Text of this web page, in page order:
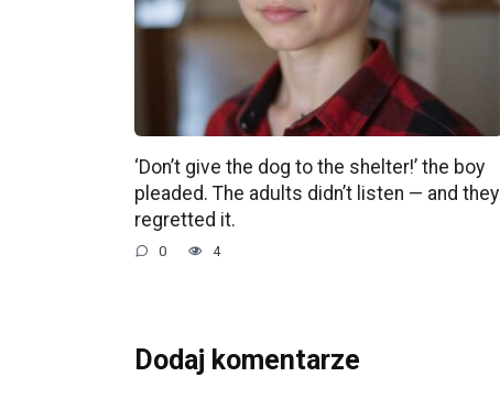
‘Don’t give the dog to the shelter!’ the boy
pleaded. The adults didn’t listen — and they
regretted it.
0 4
Dodaj komentarze